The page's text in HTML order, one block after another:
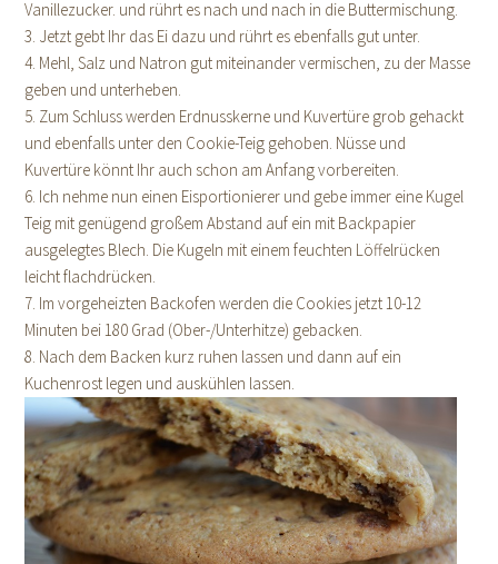
Vanillezucker. und rührt es nach und nach in die Buttermischung.
3. Jetzt gebt Ihr das Ei dazu und rührt es ebenfalls gut unter.
4. Mehl, Salz und Natron gut miteinander vermischen, zu der Masse
geben und unterheben.
5. Zum Schluss werden Erdnusskerne und Kuvertüre grob gehackt
und ebenfalls unter den Cookie-Teig gehoben. Nüsse und
Kuvertüre könnt Ihr auch schon am Anfang vorbereiten.
6. Ich nehme nun einen Eisportionierer und gebe immer eine Kugel
Teig mit genügend großem Abstand auf ein mit Backpapier
ausgelegtes Blech. Die Kugeln mit einem feuchten Löffelrücken
leicht flachdrücken.
7. Im vorgeheizten Backofen werden die Cookies jetzt 10-12
Minuten bei 180 Grad (Ober-/Unterhitze) gebacken.
8. Nach dem Backen kurz ruhen lassen und dann auf ein
Kuchenrost legen und auskühlen lassen.